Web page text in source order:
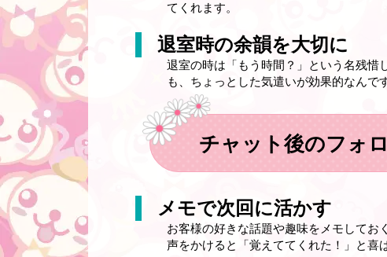
てくれます。
退室時の余韻を大切に
退室の時は「もう時間？」という名残惜
も、ちょっとした気遣いが効果的なんです
チャット後のフォ
メモで次回に活かす
お客様の好きな話題や趣味をメモしてお
声をかけると「覚えててくれた！」と喜